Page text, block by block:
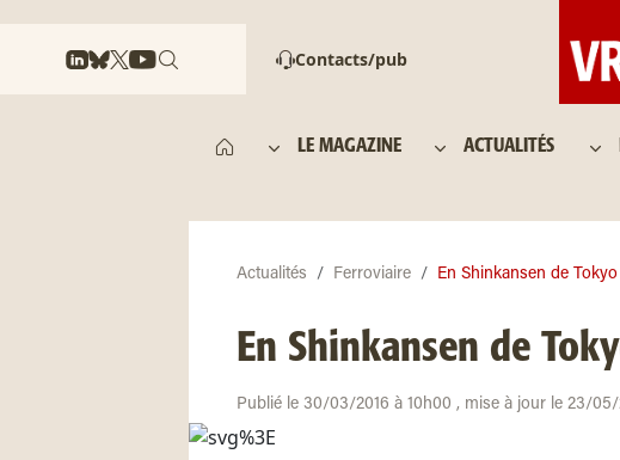
Contacts/pub
LE MAGAZINE ACTUALITÉS
Actualités Ferroviaire En Shinkansen de Tokyo
En Shinkansen de
Publié le 30/03/2016 à 10h00 , mise à jour le 23/05/